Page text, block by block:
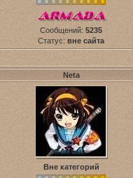
Сообщений: 5235
Статус: вне сайта
Neta
Вне категорий